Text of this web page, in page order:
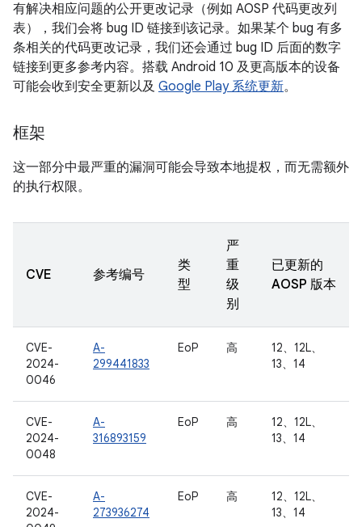
有解决相应问题的公开更改记录（例如 AOSP 代码更改列
表），我们会将 bug ID 链接到该记录。如果某个 bug 有多
条相关的代码更改记录，我们还会通过 bug ID 后面的数字
链接到更多参考内容。搭载 Android 10 及更高版本的设备
可能会收到安全更新以及 Google Play 系统更新。
框架
这一部分中最严重的漏洞可能会导致本地提权，而无需额外
的执行权限。
CVE 参考编号
类
型
严
重
级
别
已更新的
AOSP 版本
CVE-
2024-
0046
A-
299441833
EoP 高
12、12L、
13、14
CVE-
2024-
0048
A-
316893159
EoP 高
12、12L、
13、14
CVE-
2024-
A-
273936274
EoP 高
12、12L、
13、14